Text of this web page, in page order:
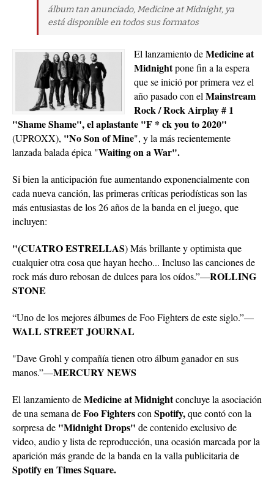
álbum tan anunciado, Medicine at Midnight, ya
está disponible en todos sus formatos
El lanzamiento deMedicine at
Midnightpone fin a la espera
que se inició por primera vez el
año pasado con el Mainstream
Rock / Rock Airplay # 1
"Shame Shame", el aplastante "F * ck you to 2020"
(UPROXX), "No Son of Mine", y la más recientemente
lanzada balada épica "Waiting on a War".
Si bien la anticipación fue aumentando exponencialmente con
cada nueva canción, las primeras críticas periodísticas son las
más entusiastas de los 26 años de la banda en el juego, que
incluyen:
"(CUATRO ESTRELLAS) Más brillante y optimista que
cualquier otra cosa que hayan hecho... Incluso las canciones de
rock más duro rebosan de dulces para los oídos.”—ROLLING
STONE
“Uno de los mejores álbumes de Foo Fighters de este siglo.”—
WALL STREET JOURNAL
"Dave Grohl y compañía tienen otro álbum ganador en sus
manos.”—MERCURY NEWS
El lanzamiento deMedicine at Midnightconcluye la asociación
de una semana deFoo Fighterscon Spotify,que contó con la
sorpresa de "Midnight Drops" de contenido exclusivo de
video, audio y lista de reproducción, una ocasión marcada por la
aparición más grande de la banda en la valla publicitaria de
Spotify en Times Square.